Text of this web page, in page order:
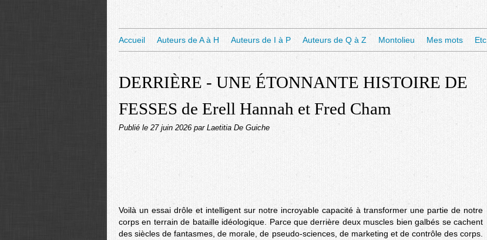
Accueil Auteurs de A à H Auteurs de I à P Auteurs de Q à Z Montolieu Mes mots Etc.
DERRIÈRE - UNE ÉTONNANTE HISTOIRE DE
FESSES de Erell Hannah et Fred Cham
Publié le 27 juin 2026 par Laetitia De Guiche
Voilà un essai drôle et intelligent sur notre incroyable capacité à transformer une partie de notre
corps en terrain de bataille idéologique. Parce que derrière deux muscles bien galbés se cachent
des siècles de fantasmes, de morale, de pseudo-sciences, de marketing et de contrôle des corps.